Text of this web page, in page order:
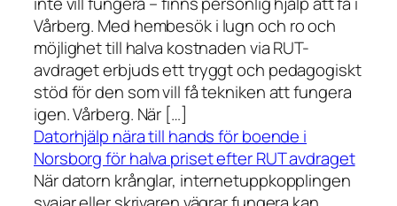
Vårberg. Med hembesök i lugn och ro och
möjlighet till halva kostnaden via RUT-
avdraget erbjuds ett tryggt och pedagogiskt
stöd för den som vill få tekniken att fungera
igen. Vårberg. När […]
Datorhjälp nära till hands för boende i
Norsborg för halva priset efter RUT avdraget
När datorn krånglar, internetuppkopplingen